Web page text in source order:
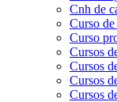
Cnh de
Curso
Curso
Cursos
Cursos
Cursos
Cursos